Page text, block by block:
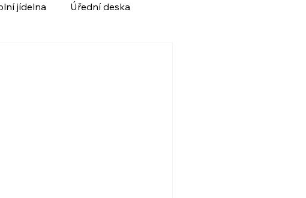
jídelna Úřední deska